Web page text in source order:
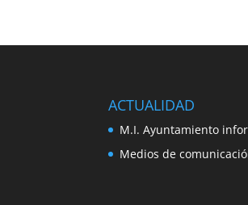
ACTUALIDAD
M.I. Ayuntamiento
Medios de